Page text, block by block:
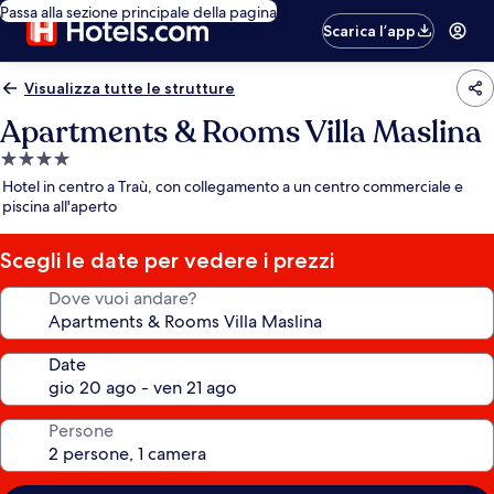
Passa alla sezione principale della pagina
Scarica l’app
Visualizza tutte le strutture
Apartments & Rooms Villa Maslina
Struttura
a
4.0
stelle
Hotel in centro a Traù, con collegamento a un centro commerciale e
piscina all'aperto
Scegli le date per vedere i prezzi
Dove vuoi andare?
Date
Persone